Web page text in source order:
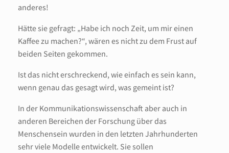
anderes!
Hätte sie gefragt: „Habe ich noch Zeit, um mir einen
Kaffee zu machen?“, wären es nicht zu dem Frust auf
beiden Seiten gekommen.
Ist das nicht erschreckend, wie einfach es sein kann,
wenn genau das gesagt wird, was gemeint ist?
In der Kommunikationswissenschaft aber auch in
anderen Bereichen der Forschung über das
Menschensein wurden in den letzten Jahrhunderten
sehr viele Modelle entwickelt. Sie sollen